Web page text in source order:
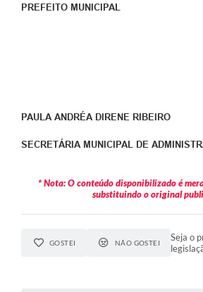
PREFEITO MUNICIPAL
PAULA ANDRÉA DIRENE RIBEIRO
SECRETÁRIA MUNICIPAL DE
* Nota: O conteúdo disponibilizado é
substituindo o original
GOSTEI NÃO GOSTEI
Seja o